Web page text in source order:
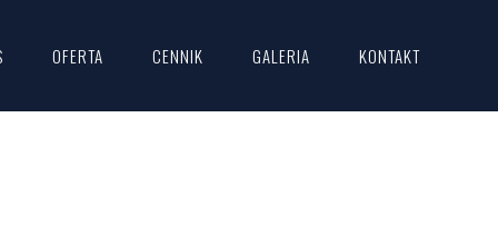
OFERTA CENNIK GALERIA KONTAKT